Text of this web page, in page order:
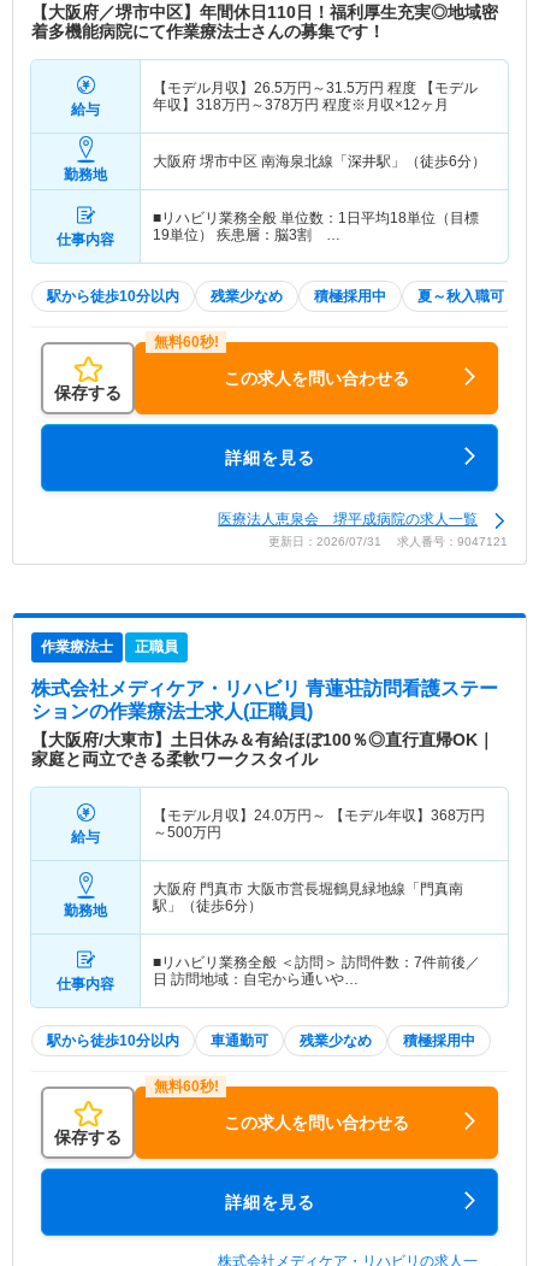
【大阪府／堺市中区】年間休日110日！福利厚生充実◎地域密
着多機能病院にて作業療法士さんの募集です！
給与
【モデル月収】 26.5万円～31.5万円 程度 【モデル
年収】 318万円～378万円 程度※月収×12ヶ月
勤務地
大阪府 堺市中区 南海泉北線「深井駅」（徒歩6分）
仕事内容
■リハビリ業務全般 単位数：1日平均18単位（目標
19単位） 疾患層：脳3割 …
駅から徒歩10分以内 残業少なめ 積極採用中 夏～秋入職可
保存する
この求人を問い合わせる
詳細を見る
医療法人恵泉会 堺平成病院の求人一覧
更新日：2026/07/31 求人番号：9047121
作業療法士 正職員
株式会社メディケア・リハビリ 青蓮荘訪問看護ステー
ションの作業療法士求人(正職員)
【大阪府/大東市】土日休み＆有給ほぼ100％◎直行直帰OK｜
家庭と両立できる柔軟ワークスタイル
給与
【モデル月収】 24.0万円～ 【モデル年収】 368万円
～500万円
勤務地
大阪府 門真市 大阪市営長堀鶴見緑地線「門真南
駅」（徒歩6分）
仕事内容
■リハビリ業務全般 ＜訪問＞ 訪問件数：7件前後／
日 訪問地域：自宅から通いや…
駅から徒歩10分以内 車通勤可 残業少なめ 積極採用中
保存する
この求人を問い合わせる
詳細を見る
株式会社メディケア・リハビリの求人一